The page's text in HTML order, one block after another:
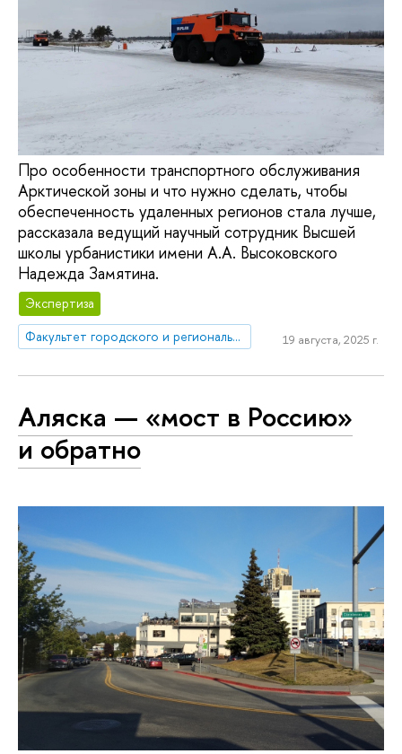
Про особенности транспортного обслуживания
Арктической зоны и что нужно сделать, чтобы
обеспеченность удаленных регионов стала лучше,
рассказала ведущий научный сотрудник Высшей
школы урбанистики имени А.А. Высоковского
Надежда Замятина.
Экспертиза
Факультет городского и регионального развития
19 августа, 2025 г.
Аляска — «мост в Россию»
и обратно